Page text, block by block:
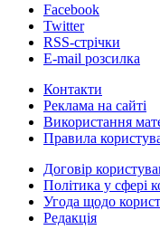
Facebook
Twitter
RSS-стрічки
E-mail розсилка
Контакти
Реклама на сайті
Використання
Правила
Договір
Політика у сфері
Угода щодо
Редакція